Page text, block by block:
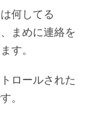
何してる
まめに連絡を
す。
ロールされた
。